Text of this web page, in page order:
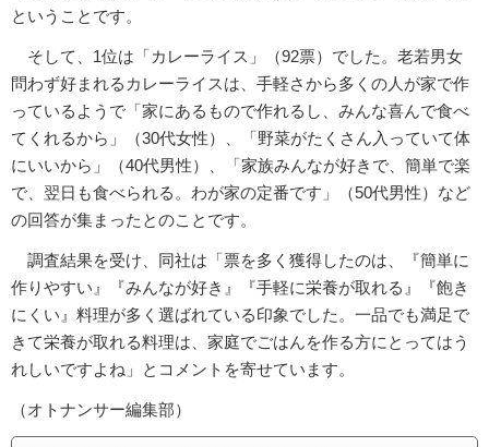
ということです。
そして、1位は「カレーライス」（92票）でした。老若男女
問わず好まれるカレーライスは、手軽さから多くの人が家で作
っているようで「家にあるもので作れるし、みんな喜んで食べ
てくれるから」（30代女性）、「野菜がたくさん入っていて体
にいいから」（40代男性）、「家族みんなが好きで、簡単で楽
で、翌日も食べられる。わが家の定番です」（50代男性）など
の回答が集まったとのことです。
調査結果を受け、同社は「票を多く獲得したのは、『簡単に
作りやすい』『みんなが好き』『手軽に栄養が取れる』『飽き
にくい』料理が多く選ばれている印象でした。一品でも満足で
きて栄養が取れる料理は、家庭でごはんを作る方にとってはう
れしいですよね」とコメントを寄せています。
（オトナンサー編集部）